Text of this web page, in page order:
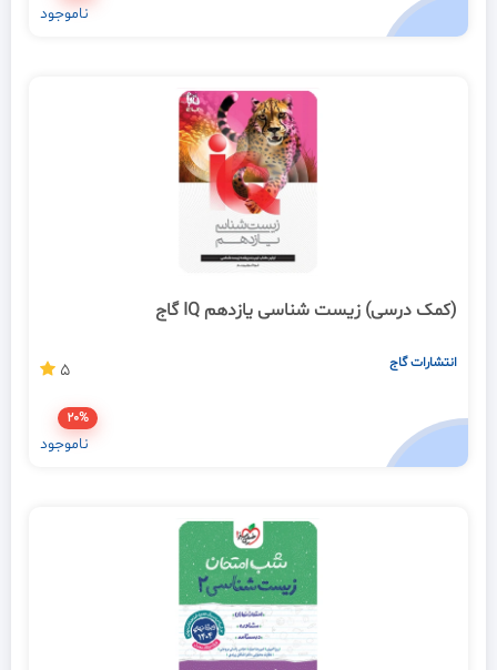
ناموجود
(کمک درسی) زیست شناسی یازدهم IQ گاج
انتشارات گاج 5
20%
ناموجود